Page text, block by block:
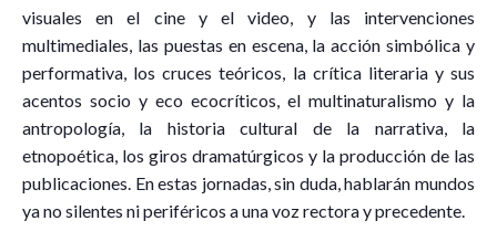
visuales en el cine y el video, y las intervenciones
multimediales, las puestas en escena, la acción simbólica y
performativa, los cruces teóricos, la crítica literaria y sus
acentos socio y eco ecocríticos, el multinaturalismo y la
antropología, la historia cultural de la narrativa, la
etnopoética, los giros dramatúrgicos y la producción de las
publicaciones. En estas jornadas, sin duda, hablarán mundos
ya no silentes ni periféricos a una voz rectora y precedente.